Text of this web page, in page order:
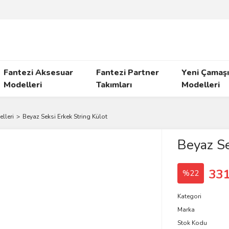
Fantezi Aksesuar
Modelleri
Fantezi Partner
Takımları
Yeni
Modelleri
Beyaz Seksi Erkek String Külot
Beyaz
%22
Kategori
Marka
Stok Kodu